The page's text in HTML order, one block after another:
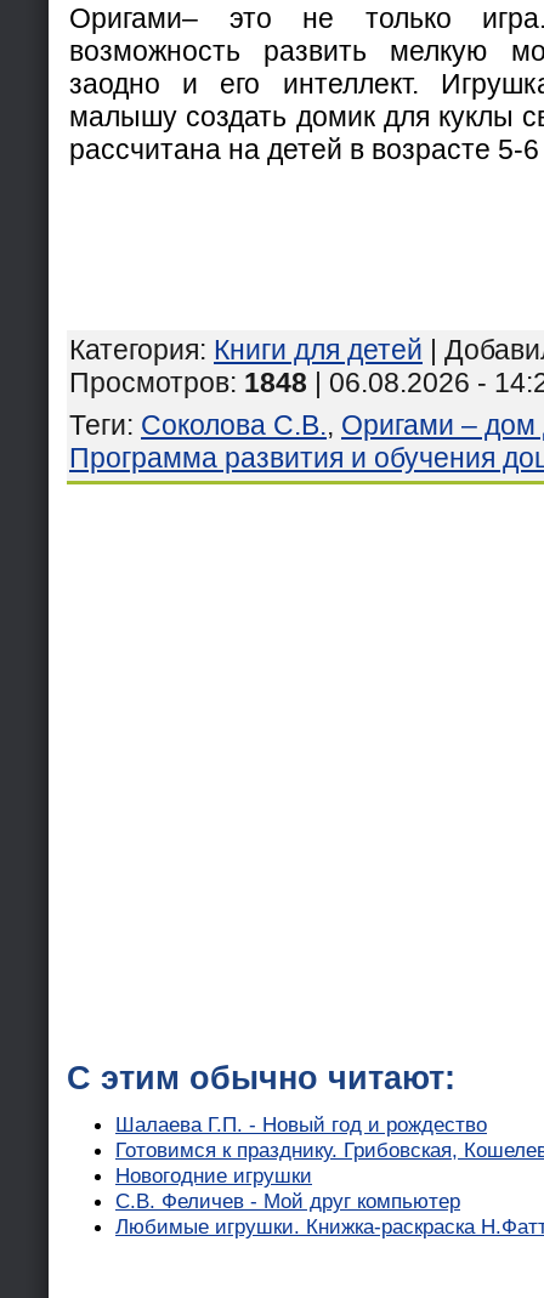
Оригами– это не только
возможность развить мелкую
заодно и его интеллект.
малышу создать домик для куклы
рассчитана на детей в возрасте 5-6
Категория: Книги для детей |
Просмотров: 1848 | 06.08.2026 -
Теги: Соколова С.В., Оригами – дом
Программа развития и обучения
С этим обычно читают:
Шалаева Г.П. - Новый год и рождество
Готовимся к празднику. Грибовская,
Новогодние игрушки
С.В. Феличев - Мой друг компьютер
Любимые игрушки. Книжка-раскраска